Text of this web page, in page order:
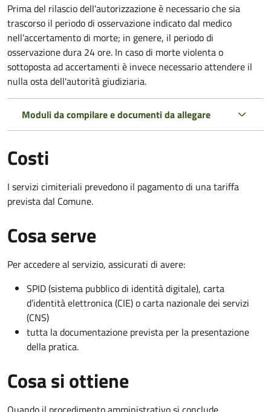
Prima del rilascio dell'autorizzazione è necessario che sia
trascorso il periodo di osservazione indicato dal medico
nell’accertamento di morte; in genere, il periodo di
osservazione dura 24 ore. In caso di morte violenta o
sottoposta ad accertamenti è invece necessario attendere il
nulla osta dell'autorità giudiziaria.
Moduli da compilare e documenti da allegare
Costi
I servizi cimiteriali prevedono il pagamento di una tariffa
prevista dal Comune.
Cosa serve
Per accedere al servizio, assicurati di avere:
SPID (sistema pubblico di identità digitale), carta
d’identità elettronica (CIE) o carta nazionale dei servizi
(CNS)
tutta la documentazione prevista per la presentazione
della pratica.
Cosa si ottiene